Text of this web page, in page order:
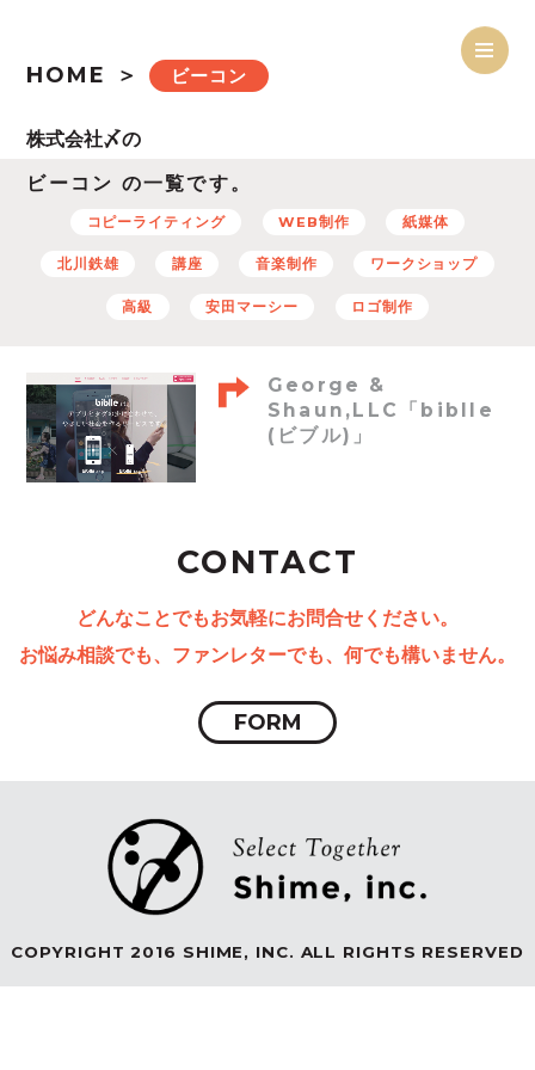
HOME ビーコン
ビーコン の一覧です。
コピーライティング WEB制作 紙媒体
北川鉄雄 講座 音楽制作 ワークショップ
高級 安田マーシー ロゴ制作
George &
Shaun,LLC「biblle
(ビブル)」
CONTACT
どんなことでもお気軽にお問合せください。
お悩み相談でも、ファンレターでも、何でも構いません。
FORM
COPYRIGHT 2016 SHIME, INC. ALL RIGHTS RESERVED